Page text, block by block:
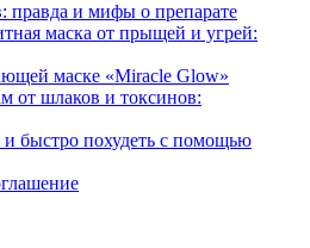
правда и мифы о препарате
маска от прыщей и угрей:
маске «Miracle Glow»
от шлаков и токсинов:
быстро похудеть с помощью